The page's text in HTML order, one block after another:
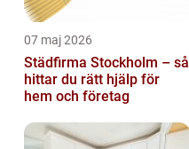
07 maj 2026
Städfirma Stockholm – så
hittar du rätt hjälp för
hem och företag